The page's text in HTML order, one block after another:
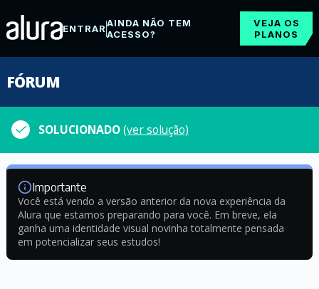
ENTRARAINDA NÃO TEM
ACESSO?
VEJA OS
PLANOS
FÓRUM
SOLUCIONADO(ver solução)
Importante
Você está vendo a versão anterior da nova experiência da
Alura que estamos preparando para você. Em breve, ela
ganha uma identidade visual novinha totalmente pensada
em potencializar seus estudos!